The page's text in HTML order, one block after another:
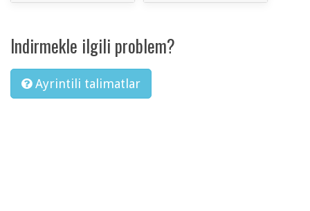
Indirmekle ilgili problem?
Ayrintili talimatlar